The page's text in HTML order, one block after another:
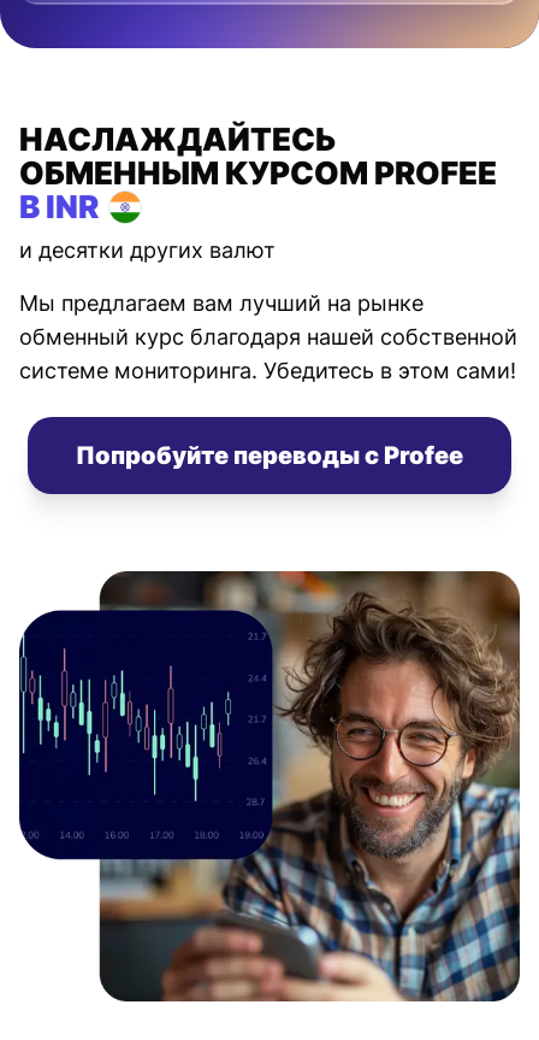
НАСЛАЖДАЙТЕСЬ
ОБМЕННЫМ КУРСОМ PROFEE
В INR
и десятки других валют
Мы предлагаем вам лучший на рынке
обменный курс благодаря нашей собственной
системе мониторинга. Убедитесь в этом сами!
Попробуйте переводы с Profee